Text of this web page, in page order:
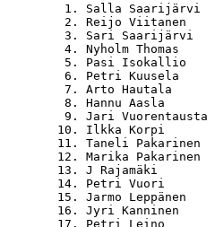
1. Salla Saarijärvi
2. Reijo Viitanen
3. Sari Saarijärvi
4. Nyholm Thomas
5. Pasi Isokallio
6. Petri Kuusela
7. Arto Hautala
8. Hannu Aasla
9. Jari Vuorentausta
10. Ilkka Korpi
11. Taneli Pakarinen
12. Marika Pakarinen
13. J Rajamäki
14. Petri Vuori
15. Jarmo Leppänen
16. Jyri Kanninen
17. Petri Leino